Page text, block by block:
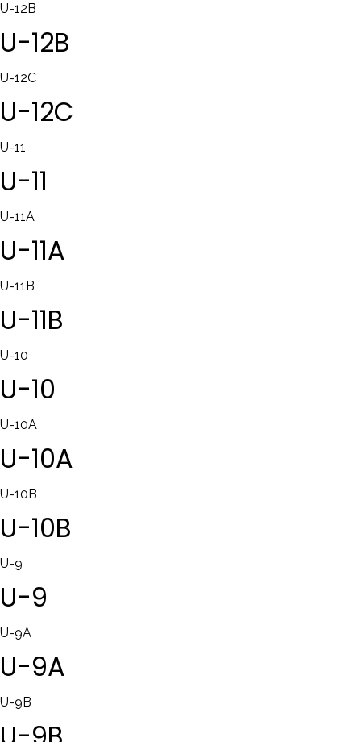
U-12B
U-12B
U-12C
U-12C
U-11
U-11
U-11A
U-11A
U-11B
U-11B
U-10
U-10
U-10A
U-10A
U-10B
U-10B
U-9
U-9
U-9A
U-9A
U-9B